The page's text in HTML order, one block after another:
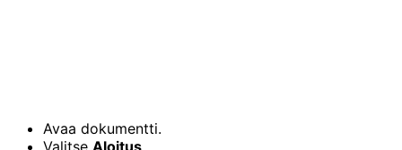
Avaa dokumentti.
Valitse Aloitus